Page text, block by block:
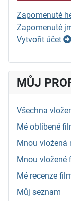
Zapomenuté
Zapomenuté
Vytvořit účet
MŮJ
Všechna
Mé oblíbené
Mnou vložená
Mnou vložené
Mé recenze
Můj seznam